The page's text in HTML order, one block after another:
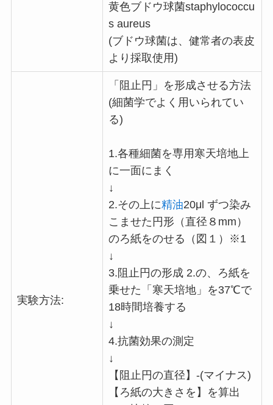
黄色ブドウ球菌staphylococcu
s aureus
(ブドウ球菌は、健常者の表皮
より採取使用)
実験方法:
「阻止円」を形成させる方法
(細菌学でよく用いられてい
る)
1.各種細菌を専用寒天培地上
に一面にまく
↓
2.その上に精油20μl ずつ染み
こませた円形（直径８mm）
のろ紙をのせる（図１）※1
↓
3.阻止円の形成 2.の、ろ紙を
乗せた「寒天培地」を37℃で
18時間培養する
↓
4.抗菌効果の測定
↓
【阻止円の直径】-(マイナス)
【ろ紙の大きさを】を算出